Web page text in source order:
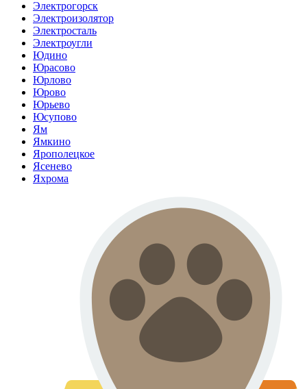
Электрогорск
Электроизолятор
Электросталь
Электроугли
Юдино
Юрасово
Юрлово
Юрово
Юрьево
Юсупово
Ям
Ямкино
Ярополецкое
Ясенево
Яхрома